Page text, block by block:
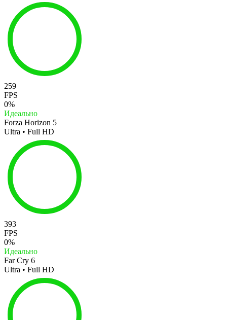
259
FPS
0%
Идеально
Forza Horizon 5
Ultra • Full HD
393
FPS
0%
Идеально
Far Cry 6
Ultra • Full HD